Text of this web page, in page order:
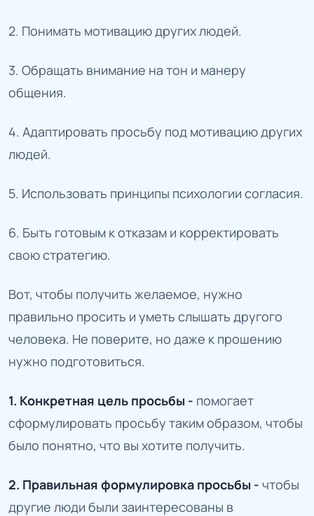
2. Понимать мотивацию других людей.
3. Обращать внимание на тон и манеру
общения.
4. Адаптировать просьбу под мотивацию других
людей.
5. Использовать принципы психологии согласия.
6. Быть готовым к отказам и корректировать
свою стратегию.
Вот, чтобы получить желаемое, нужно
правильно просить и уметь слышать другого
человека. Не поверите, но даже к прошению
нужно подготовиться.
1. Конкретная цель просьбы - помогает
сформулировать просьбу таким образом, чтобы
было понятно, что вы хотите получить.
2. Правильная формулировка просьбы - чтобы
другие люди были заинтересованы в